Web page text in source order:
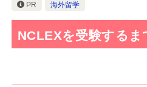
PR 海外留学
NCLEXを受験するま